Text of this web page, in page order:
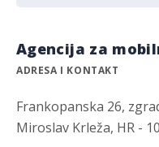
Agencija za
ADRESA I KONTAKT
Frankopanska 26,
Miroslav Krleža, HR -